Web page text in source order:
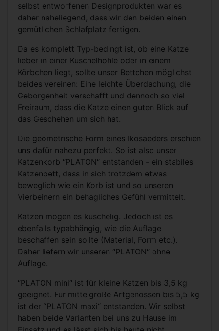
selbst entworfenen Designprodukten war es
daher naheliegend, dass wir den beiden einen
gemütlichen Schlafplatz fertigen.
Da es komplett Typ-bedingt ist, ob eine Katze
lieber in einer Kuschelhöhle oder in einem
Körbchen liegt, sollte unser Bettchen möglichst
beides vereinen: Eine leichte Überdachung, die
Geborgenheit verschafft und dennoch so viel
Freiraum, dass die Katze einen guten Blick auf
das Geschehen um sich hat.
Die geometrische Form eines Ikosaeders erschien
uns dafür nahezu perfekt. So ist also unser
Katzenkorb “PLATON“ entstanden - ein stabiles
Katzenbett, dass in sich trotzdem etwas
beweglich wie ein Korb ist und so unseren
Vierbeinern ein behagliches Gefühl vermittelt.
Katzen mögen es kuschelig. Jedoch ist es
ebenfalls typabhängig, wie die Auflage
beschaffen sein sollte (Material, Form etc.).
Daher liefern wir unseren “PLATON“ ohne
Auflage.
“PLATON mini“ ist für kleine Katzen bis 3,5 kg
geeignet. Für mittelgroße Artgenossen bis 5,5 kg
ist der “PLATON maxi“ entstanden. Wir selbst
haben beide Varianten bei uns zu Hause im